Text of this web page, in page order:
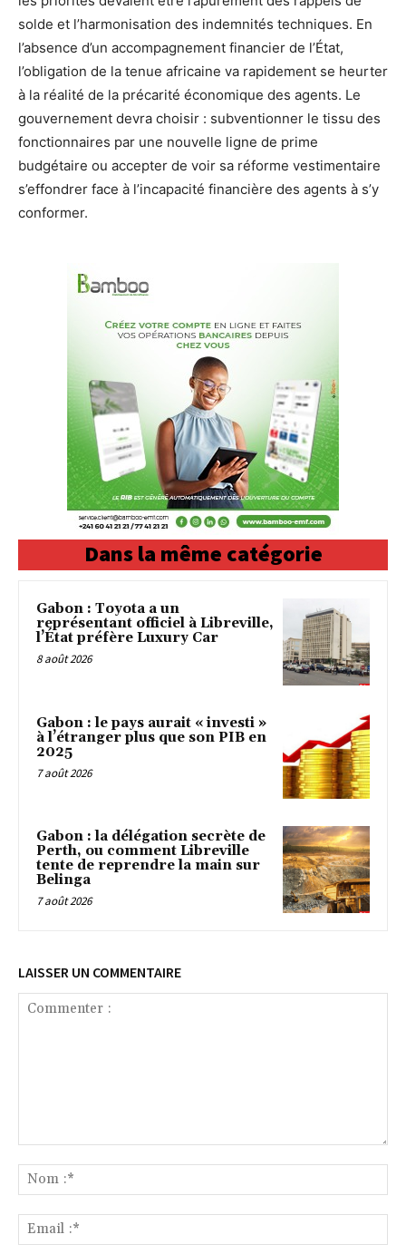
solde et l’harmonisation des indemnités techniques. En
l’absence d’un accompagnement financier de l’État,
l’obligation de la tenue africaine va rapidement se heurter
à la réalité de la précarité économique des agents. Le
gouvernement devra choisir : subventionner le tissu des
fonctionnaires par une nouvelle ligne de prime
budgétaire ou accepter de voir sa réforme vestimentaire
s’effondrer face à l’incapacité financière des agents à s’y
conformer.
Dans la même catégorie
Gabon : Toyota a un
représentant officiel à Libreville,
l’État préfère Luxury Car
8 août 2026
Gabon : le pays aurait « investi »
à l’étranger plus que son PIB en
2025
7 août 2026
Gabon : la délégation secrète de
Perth, ou comment Libreville
tente de reprendre la main sur
Belinga
7 août 2026
LAISSER UN COMMENTAIRE
:*
:*